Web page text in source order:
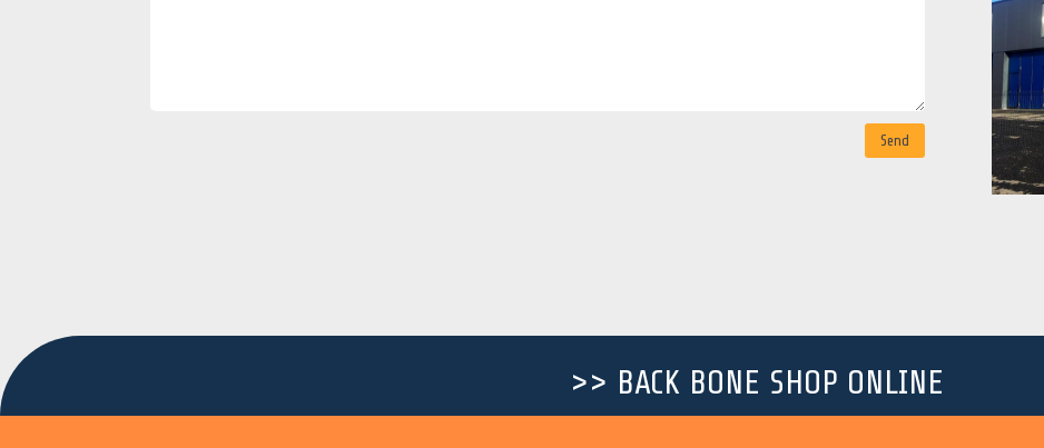
Send
>> BACK BONE SHOP ONLINE